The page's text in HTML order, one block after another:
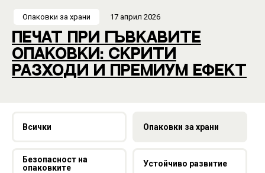
Опаковки за храни 17 април 2026
ПЕЧАТ ПРИ ГЪВКАВИТЕ
ОПАКОВКИ: СКРИТИ
РАЗХОДИ И ПРЕМИУМ ЕФЕКТ
Всички Опаковки за храни
Безопасност на
опаковките
Устойчиво развитие